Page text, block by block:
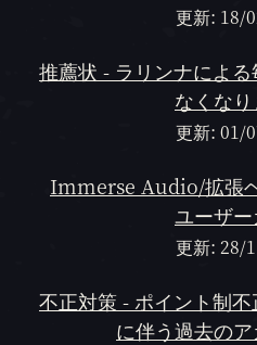
更新: 18/
推薦状 - ラリンナによ
なくな
更新: 01/
Immerse Audio/拡張
ユーザ
更新: 28/
不正対策 - ポイント制
に伴う過去の